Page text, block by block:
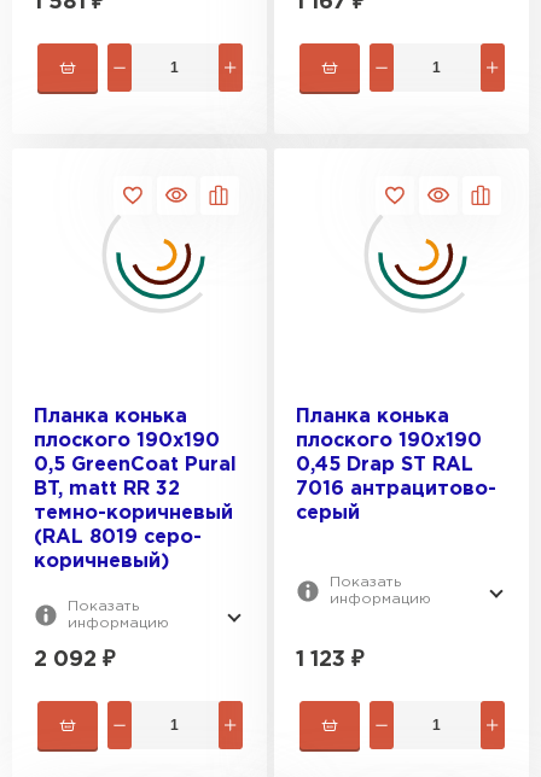
Планка конька
плоского 190х190
0,5 GreenCoat Pural
BT, matt RR 32
темно-коричневый
(RAL 8019 серо-
коричневый)
Показать
информацию
2 092 ₽
Планка конька
плоского 190х190
0,45 Drap ST RAL
7016 антрацитово-
серый
Показать
информацию
1 123 ₽